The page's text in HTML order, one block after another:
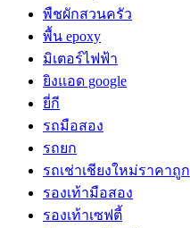
พืชผักสวนครัว
พื้น epoxy
มิเตอร์ไฟฟ้า
ยิงแอด google
ยี่กี
รถมือสอง
รถยก
รถเช่าเชียงใหม่ราคาถูก
รองเท้ามือสอง
รองเท้าเซฟตี้